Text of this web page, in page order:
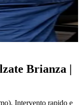
Brianza |
Intervento rapido e